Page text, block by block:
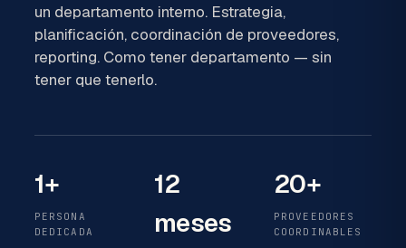
un departamento interno. Estrategia,
planificación, coordinación de proveedores,
reporting. Como tener departamento — sin
tener que tenerlo.
1+
PERSONA
DEDICADA
12
meses
20+
PROVEEDORES
COORDINABLES